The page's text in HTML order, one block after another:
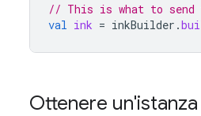
// This is what to send
val ink = inkBuilder .
Ottenere